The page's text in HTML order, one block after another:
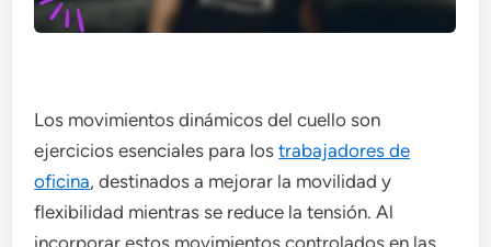
Los movimientos dinámicos del cuello son
ejercicios esenciales para lostrabajadores de
oficina, destinados a mejorar la movilidad y
flexibilidad mientras se reduce la tensión. Al
incorporar estos movimientos controlados en las